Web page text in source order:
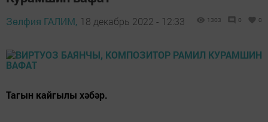
Зөлфия ГАЛИМ, 18 декабрь 2022 - 12:33 1303 0 0
Тагын кайгылы хәбәр.